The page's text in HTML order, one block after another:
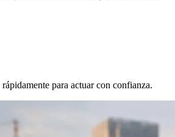
para actuar con confianza.